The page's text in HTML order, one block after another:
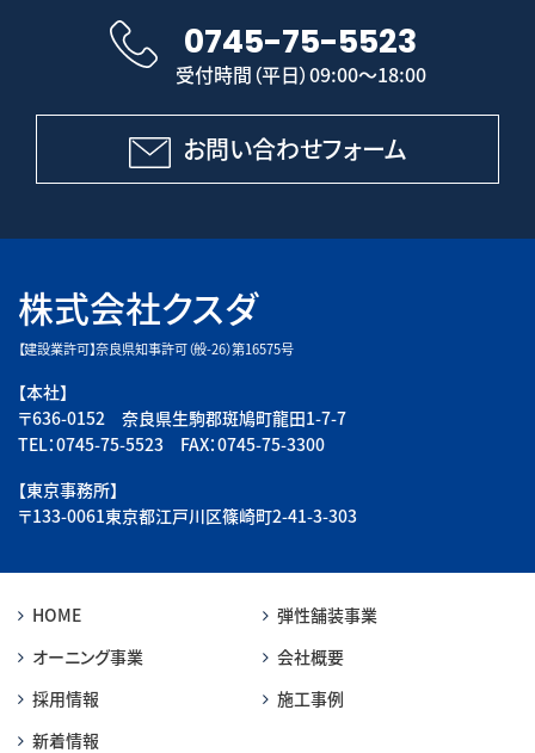
0745-75-5523
受付時間（平日）09:00～18:00
お問い合わせフォーム
株式会社クスダ
【建設業許可】奈良県知事許可（般-26）第16575号
【本社】
〒636-0152 奈良県生駒郡斑鳩町龍田1-7-7
TEL：0745-75-5523 FAX：0745-75-3300
【東京事務所】
〒133-0061東京都江戸川区篠崎町2-41-3-303
HOME
弾性舗装事業
オーニング事業
会社概要
採用情報
施工事例
新着情報